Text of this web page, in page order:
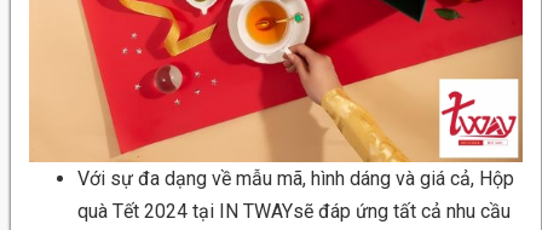
Với sự đa dạng về mẫu mã, hình dáng và giá cả, Hộp
quà Tết 2024 tại IN TWAYsẽ đáp ứng tất cả nhu cầu